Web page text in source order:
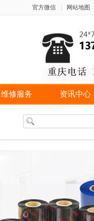
官方微信 网站地图
维修服务 资讯中心